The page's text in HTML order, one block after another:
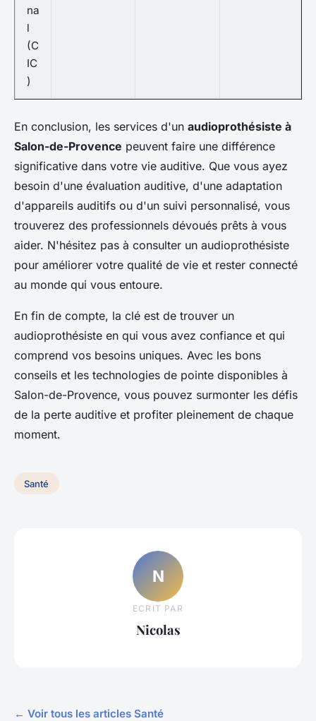
na
l
(C
IC
)
En conclusion, les services d'un audioprothésiste à
Salon-de-Provence peuvent faire une différence
significative dans votre vie auditive. Que vous ayez
besoin d'une évaluation auditive, d'une adaptation
d'appareils auditifs ou d'un suivi personnalisé, vous
trouverez des professionnels dévoués prêts à vous
aider. N'hésitez pas à consulter un audioprothésiste
pour améliorer votre qualité de vie et rester connecté
au monde qui vous entoure.
En fin de compte, la clé est de trouver un
audioprothésiste en qui vous avez confiance et qui
comprend vos besoins uniques. Avec les bons
conseils et les technologies de pointe disponibles à
Salon-de-Provence, vous pouvez surmonter les défis
de la perte auditive et profiter pleinement de chaque
moment.
Santé
N
ECRIT PAR
Nicolas
← Voir tous les articles Santé